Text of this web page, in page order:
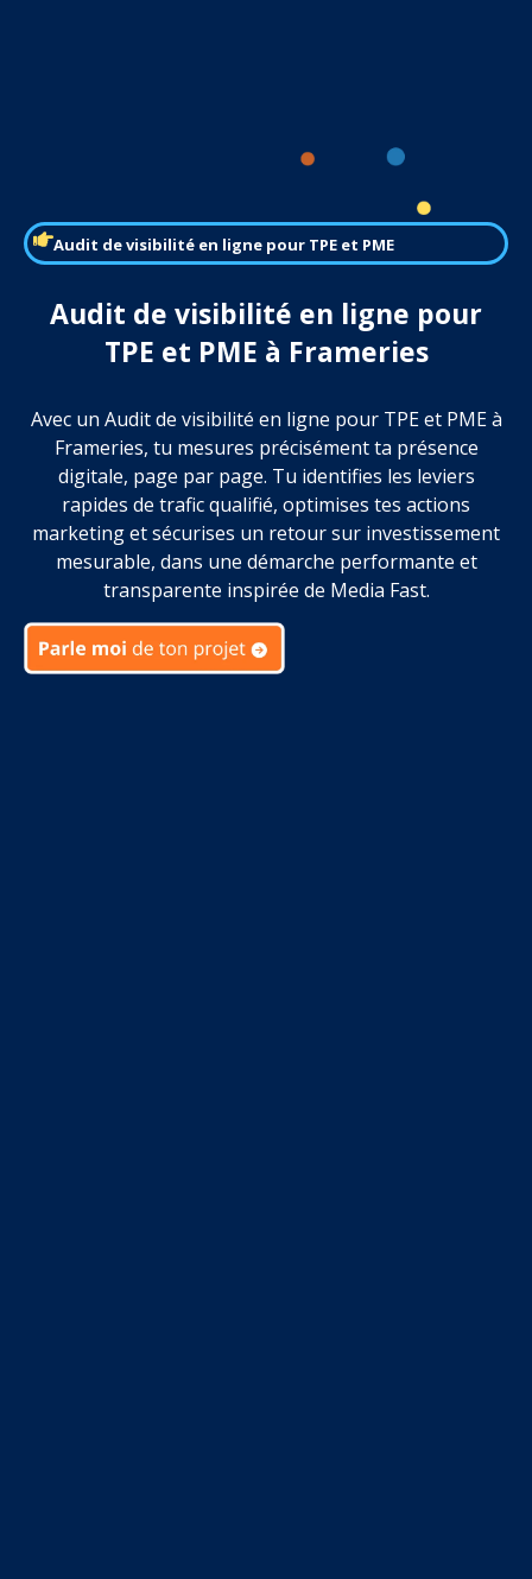
Audit de visibilité en ligne pour TPE et PME
Audit de visibilité en ligne pour
TPE et PME à Frameries
Avec un Audit de visibilité en ligne pour TPE et PME à
Frameries, tu mesures précisément ta présence
digitale, page par page. Tu identifies les leviers
rapides de trafic qualifié, optimises tes actions
marketing et sécurises un retour sur investissement
mesurable, dans une démarche performante et
transparente inspirée de Media Fast.